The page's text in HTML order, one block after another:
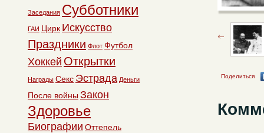
Поделиться
Заседания Субботники
ГАИ Цирк Искусство
Праздники Флот Футбол
Хоккей Открытки
Награды Секс Эстрада Деньги
После войны Закон
Здоровье
Биографии Оттепель